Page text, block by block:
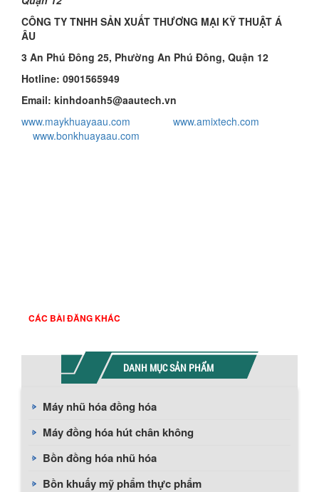
CÔNG TY TNHH SẢN XUẤT THƯƠNG MẠI KỸ THUẬT Á
ÂU
3 An Phú Đông 25, Phường An Phú Đông, Quận 12
Hotline: 0901565949
Email: kinhdoanh5@aautech.vn
www.maykhuayaau.com
www.amixtech.com
www.bonkhuayaau.com
CÁC BÀI ĐĂNG KHÁC
DANH MỤC SẢN PHẨM
Máy nhũ hóa đồng hóa
Máy đồng hóa hút chân không
Bồn đồng hóa nhũ hóa
Bồn khuấy mỹ phẩm thực phẩm